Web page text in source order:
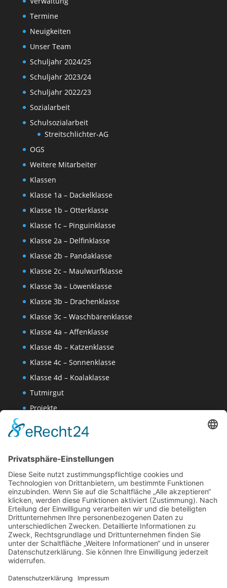
Termine
Neuigkeiten
Unser Team
Schuljahr 2024/25
Schuljahr 2023/24
Schuljahr 2022/23
Sozialarbeit
Schulsozialarbeit
Streitschlichter-AG
OGS
Weitere Mitarbeiter
Klassen
Klasse 1a – Dackelklasse
Klasse 1b – Otterklasse
Klasse 1c – Pinguinklasse
Klasse 2a – Delfinklasse
Klasse 2b – Pandaklasse
Klasse 2c – Maulwurfklasse
Klasse 3a – Löwenklasse
Klasse 3b – Drachenklasse
Klasse 3c – Waschbärenklasse
Klasse 4a – Affenklasse
Klasse 4b – Katzenklasse
Klasse 4c – Sonnenklasse
Klasse 4d – Koalaklasse
Tutmirgut
Projekte
Wissenschaften-AG
Datenschutzerklärung
Website Administration